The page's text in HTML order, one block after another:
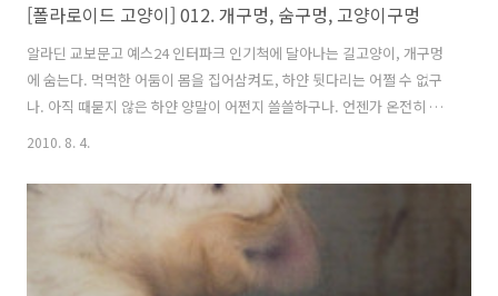
[폴라로이드 고양이] 012. 개구멍, 숨구멍, 고양이구멍
알라딘 교보문고 예스24 인터파크 인기척에 달아나는 길고양이, 개구멍
에 숨는다. 먹먹한 어둠이 몸을 집어삼켜도, 하얀 뒷다리는 어쩔 수 없구
나. 아직 때묻지 않은 하얀 양말이 어쩐지 쓸쓸하구나. 언젠가 온전히 내
소유의 집이 생긴다면, 과연 그런 날이 오기는 할지 까마득하기는 하지만
저 담벼락 아래 개구멍을 뚫고 싶다. 아니, 고양이구멍을 뚫고 싶다. 집앞
을 지나던 길고양이가 찾아들어 마음 놓고 쉬다 갈 수 있도록 그 구멍이,
그저 고양이구멍이 아니라 삶구멍이고 숨구멍일 수 있도록. * 아래 손가
락 버튼을 눌러 추천해 주시면, 다음 글을 쓸 수 있는 큰 힘이 됩니다.
2010. 8. 4.